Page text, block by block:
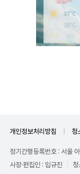
개인정보처리방침 청
정기간행등록번호 : 서울
사장·편집인 : 임규진